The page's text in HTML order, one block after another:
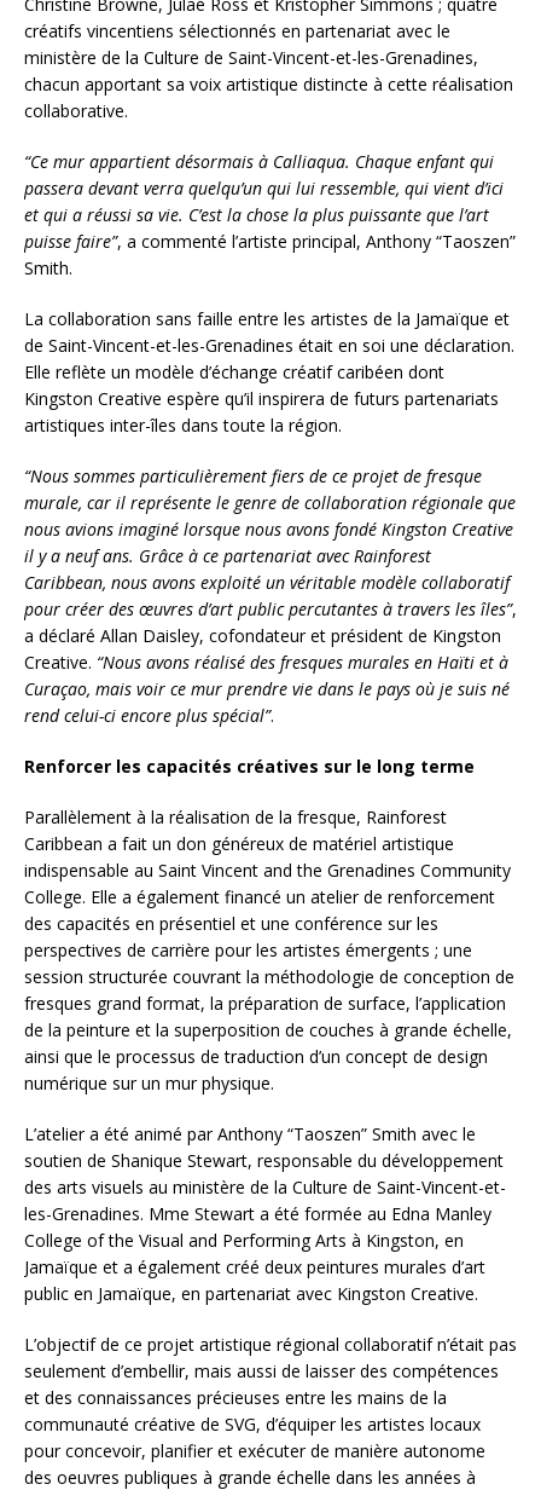
créatifs vincentiens sélectionnés en partenariat avec le
ministère de la Culture de Saint-Vincent-et-les-Grenadines,
chacun apportant sa voix artistique distincte à cette réalisation
collaborative.
“Ce mur appartient désormais à Calliaqua. Chaque enfant qui
passera devant verra quelqu’un qui lui ressemble, qui vient d’ici
et qui a réussi sa vie. C’est la chose la plus puissante que l’art
puisse faire”, a commenté l’artiste principal, Anthony “Taoszen”
Smith.
La collaboration sans faille entre les artistes de la Jamaïque et
de Saint-Vincent-et-les-Grenadines était en soi une déclaration.
Elle reflète un modèle d’échange créatif caribéen dont
Kingston Creative espère qu’il inspirera de futurs partenariats
artistiques inter-îles dans toute la région.
“Nous sommes particulièrement fiers de ce projet de fresque
murale, car il représente le genre de collaboration régionale que
nous avions imaginé lorsque nous avons fondé Kingston Creative
il y a neuf ans. Grâce à ce partenariat avec Rainforest
Caribbean, nous avons exploité un véritable modèle collaboratif
pour créer des œuvres d’art public percutantes à travers les îles”,
a déclaré Allan Daisley, cofondateur et président de Kingston
Creative. “Nous avons réalisé des fresques murales en Haïti et à
Curaçao, mais voir ce mur prendre vie dans le pays où je suis né
rend celui-ci encore plus spécial”.
Renforcer les capacités créatives sur le long terme
Parallèlement à la réalisation de la fresque, Rainforest
Caribbean a fait un don généreux de matériel artistique
indispensable au Saint Vincent and the Grenadines Community
College. Elle a également financé un atelier de renforcement
des capacités en présentiel et une conférence sur les
perspectives de carrière pour les artistes émergents ; une
session structurée couvrant la méthodologie de conception de
fresques grand format, la préparation de surface, l’application
de la peinture et la superposition de couches à grande échelle,
ainsi que le processus de traduction d’un concept de design
numérique sur un mur physique.
L’atelier a été animé par Anthony “Taoszen” Smith avec le
soutien de Shanique Stewart, responsable du développement
des arts visuels au ministère de la Culture de Saint-Vincent-et-
les-Grenadines. Mme Stewart a été formée au Edna Manley
College of the Visual and Performing Arts à Kingston, en
Jamaïque et a également créé deux peintures murales d’art
public en Jamaïque, en partenariat avec Kingston Creative.
L’objectif de ce projet artistique régional collaboratif n’était pas
seulement d’embellir, mais aussi de laisser des compétences
et des connaissances précieuses entre les mains de la
communauté créative de SVG, d’équiper les artistes locaux
pour concevoir, planifier et exécuter de manière autonome
des oeuvres publiques à grande échelle dans les années à